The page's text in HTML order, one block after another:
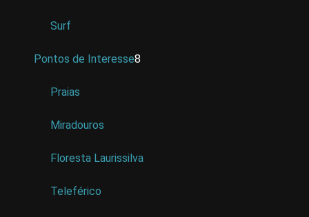
Surf
Pontos de Interesse8
Praias
Miradouros
Floresta Laurissilva
Teleférico